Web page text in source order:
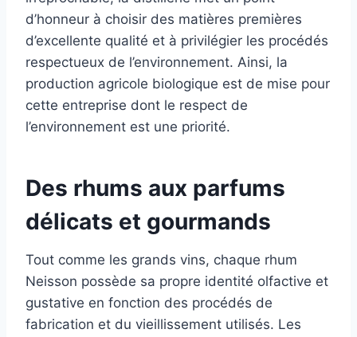
d’honneur à choisir des matières premières
d’excellente qualité et à privilégier les procédés
respectueux de l’environnement. Ainsi, la
production agricole biologique est de mise pour
cette entreprise dont le respect de
l’environnement est une priorité.
Des rhums aux parfums
délicats et gourmands
Tout comme les grands vins, chaque rhum
Neisson possède sa propre identité olfactive et
gustative en fonction des procédés de
fabrication et du vieillissement utilisés. Les